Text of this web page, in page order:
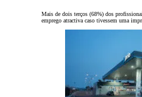
Mais de dois terços (68%) dos
emprego atractiva caso tivessem uma